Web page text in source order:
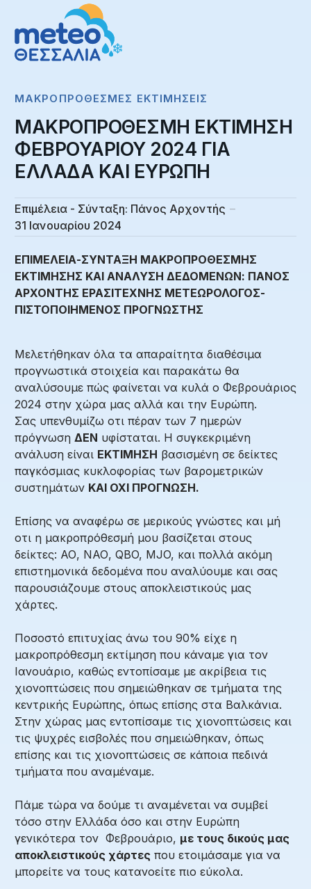
ΜΑΚΡΟΠΡΌΘΕΣΜΕΣ ΕΚΤΙΜΉΣΕΙΣ
ΜΑΚΡΟΠΡΟΘΕΣΜΗ ΕΚΤΙΜΗΣΗ
ΦΕΒΡΟΥΑΡΙΟΥ 2024 ΓΙΑ
ΕΛΛΑΔΑ ΚΑΙ ΕΥΡΩΠΗ
Επιμέλεια - Σύνταξη: Πάνος Αρχοντής
31 Ιανουαρίου 2024
ΕΠΙΜΕΛΕΙΑ-ΣΥΝΤΑΞΗ ΜΑΚΡΟΠΡΟΘΕΣΜΗΣ
ΕΚΤΙΜΗΣΗΣ ΚΑΙ ΑΝΑΛΥΣΗ ΔΕΔΟΜΕΝΩΝ: ΠΑΝΟΣ
ΑΡΧΟΝΤΗΣ ΕΡΑΣΙΤΕΧΝΗΣ ΜΕΤΕΩΡΟΛΟΓΟΣ-
ΠΙΣΤΟΠΟΙΗΜΕΝΟΣ ΠΡΟΓΝΩΣΤΗΣ
Μελετήθηκαν όλα τα απαραίτητα διαθέσιμα
προγνωστικά στοιχεία και παρακάτω θα
αναλύσουμε πώς φαίνεται να κυλά ο Φεβρουάριος
2024 στην χώρα μας αλλά και την Ευρώπη.
Σας υπενθυμίζω οτι πέραν των 7 ημερών
πρόγνωση ΔΕΝ υφίσταται. Η συγκεκριμένη
ανάλυση είναι ΕΚΤΙΜΗΣΗ βασισμένη σε δείκτες
παγκόσμιας κυκλοφορίας των βαρομετρικών
συστημάτων ΚΑΙ ΟΧΙ ΠΡΟΓΝΩΣΗ.
Επίσης να αναφέρω σε μερικούς γνώστες και μή
οτι η μακροπρόθεσμή μου βασίζεται στους
δείκτες: ΑΟ, ΝΑΟ, QBO, MJO, και πολλά ακόμη
επιστημονικά δεδομένα που αναλύουμε και σας
παρουσιάζουμε στους αποκλειστικούς μας
χάρτες.
Ποσοστό επιτυχίας άνω του 90% είχε η
μακροπρόθεσμη εκτίμηση που κάναμε για τον
Ιανουάριο, καθώς εντοπίσαμε με ακρίβεια τις
χιονοπτώσεις που σημειώθηκαν σε τμήματα της
κεντρικής Ευρώπης, όπως επίσης στα Βαλκάνια.
Στην χώρας μας εντοπίσαμε τις χιονοπτώσεις και
τις ψυχρές εισβολές που σημειώθηκαν, όπως
επίσης και τις χιονοπτώσεις σε κάποια πεδινά
τμήματα που αναμέναμε.
Πάμε τώρα να δούμε τι αναμένεται να συμβεί
τόσο στην Ελλάδα όσο και στην Ευρώπη
γενικότερα τον Φεβρουάριο, με τους δικούς μας
αποκλειστικούς χάρτες που ετοιμάσαμε για να
μπορείτε να τους κατανοείτε πιο εύκολα.